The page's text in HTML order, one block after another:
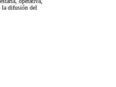
la difusión del